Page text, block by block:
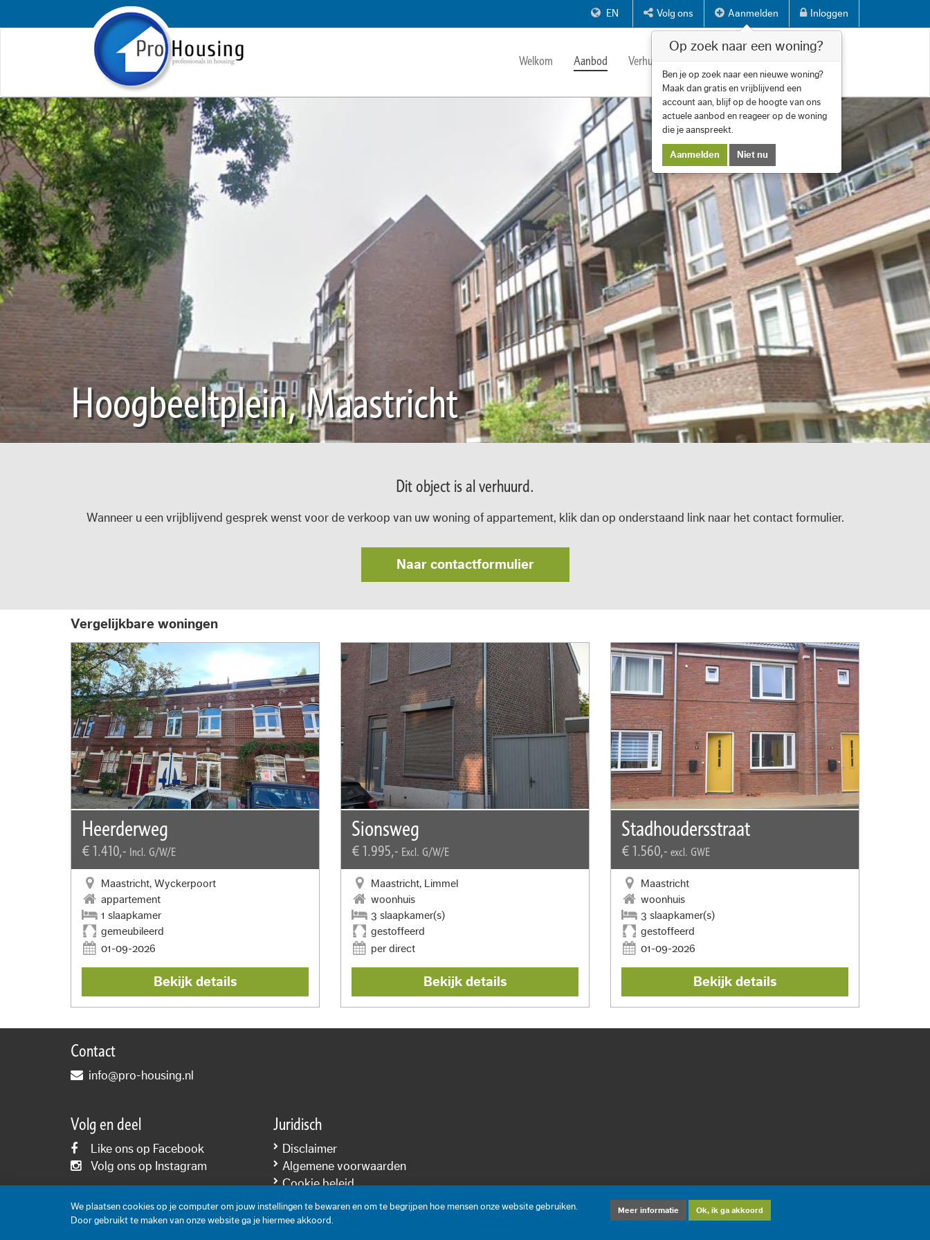
EN Volg ons Aanmelden Inloggen
Welkom Aanbod Verhuren
Hoogbeeltplein, Maastricht
Dit object is al verhuurd.
Wanneer u een vrijblijvend gesprek wenst voor de verkoop van uw woning of appartement, klik dan op onderstaand link naar het contact formulier.
Naar contactformulier
Vergelijkbare woningen
Heerderweg
€ 1.410,- Incl. G/W/E
Maastricht, Wyckerpoort
appartement
1 slaapkamer
gemeubileerd
01-09-2026
Bekijk details
Sionsweg
€ 1.995,- Excl. G/W/E
Maastricht, Limmel
woonhuis
3 slaapkamer(s)
gestoffeerd
per direct
Bekijk details
Stadhoudersstraat
€ 1.560,- excl. GWE
Maastricht
woonhuis
3 slaapkamer(s)
gestoffeerd
01-09-2026
Bekijk details
Contact
info@pro-housing.nl
Volg en deel
Like ons op Facebook
Volg ons op Instagram
Juridisch
Disclaimer
Algemene voorwaarden
Cookie beleid
Privacyverklaring
We plaatsen cookies op je computer om jouw instellingen te bewaren en om te begrijpen hoe mensen onze website gebruiken.
Door gebruikt te maken van onze website ga je hiermee akkoord.
Meer informatie Ok, ik ga akkoord
Op zoek naar een woning?
Ben je op zoek naar een nieuwe woning?
Maak dan gratis en vrijblijvend een
account aan, blijf op de hoogte van ons
actuele aanbod en reageer op de woning
die je aanspreekt.
Aanmelden Niet nu